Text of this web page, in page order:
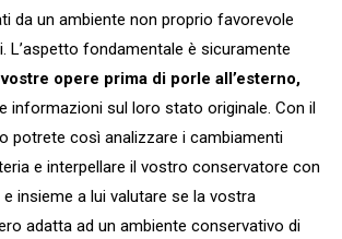
da un ambiente non proprio favorevole
L’aspetto fondamentale è sicuramente
opere prima di porle all’esterno,
informazioni sul loro stato originale. Con il
potrete così analizzare i cambiamenti
e interpellare il vostro conservatore con
insieme a lui valutare se la vostra
adatta ad un ambiente conservativo di